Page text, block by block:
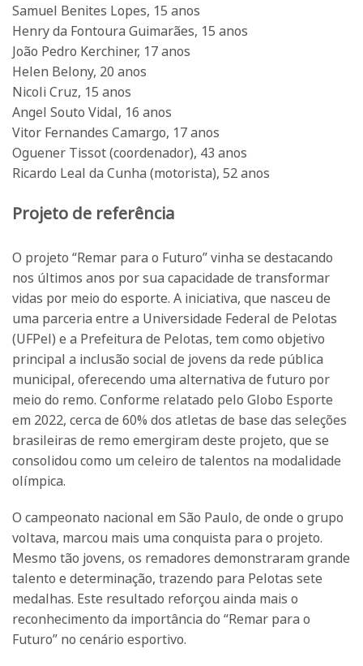
Samuel Benites Lopes, 15 anos
Henry da Fontoura Guimarães, 15 anos
João Pedro Kerchiner, 17 anos
Helen Belony, 20 anos
Nicoli Cruz, 15 anos
Angel Souto Vidal, 16 anos
Vitor Fernandes Camargo, 17 anos
Oguener Tissot (coordenador), 43 anos
Ricardo Leal da Cunha (motorista), 52 anos
Projeto de referência
O projeto “Remar para o Futuro” vinha se destacando
nos últimos anos por sua capacidade de transformar
vidas por meio do esporte. A iniciativa, que nasceu de
uma parceria entre a Universidade Federal de Pelotas
(UFPel) e a Prefeitura de Pelotas, tem como objetivo
principal a inclusão social de jovens da rede pública
municipal, oferecendo uma alternativa de futuro por
meio do remo. Conforme relatado pelo Globo Esporte
em 2022, cerca de 60% dos atletas de base das seleções
brasileiras de remo emergiram deste projeto, que se
consolidou como um celeiro de talentos na modalidade
olímpica.
O campeonato nacional em São Paulo, de onde o grupo
voltava, marcou mais uma conquista para o projeto.
Mesmo tão jovens, os remadores demonstraram grande
talento e determinação, trazendo para Pelotas sete
medalhas. Este resultado reforçou ainda mais o
reconhecimento da importância do “Remar para o
Futuro” no cenário esportivo.